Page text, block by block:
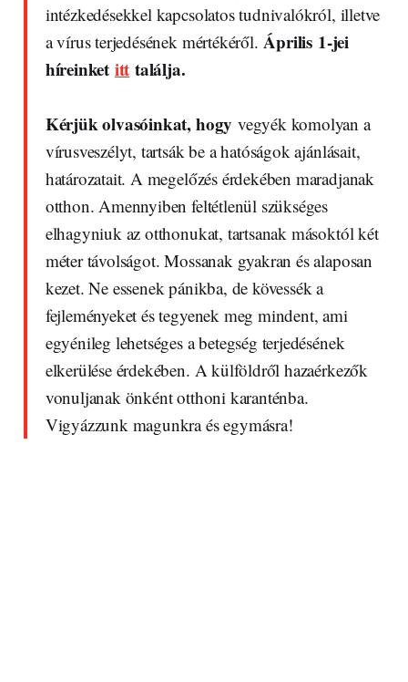
intézkedésekkel kapcsolatos tudnivalókról, illetve
a vírus terjedésének mértékéről.Április 1-jei
híreinket itt találja.
Kérjük olvasóinkat, hogy vegyék komolyan a
vírusveszélyt, tartsák be a hatóságok ajánlásait,
határozatait. A megelőzés érdekében maradjanak
otthon. Amennyiben feltétlenül szükséges
elhagyniuk az otthonukat, tartsanak másoktól két
méter távolságot. Mossanak gyakran és alaposan
kezet. Ne essenek pánikba, de kövessék a
fejleményeket és tegyenek meg mindent, ami
egyénileg lehetséges a betegség terjedésének
elkerülése érdekében. A külföldről hazaérkezők
vonuljanak önként otthoni karanténba.
Vigyázzunk magunkra és egymásra!